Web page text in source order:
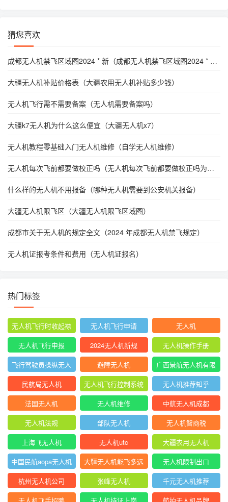
猜您喜欢
成都无人机禁飞区域图2024 * 新（成都无人机禁飞区域图2024 * 新
大疆无人机补贴价格表（大疆农用无人机补贴多少钱）
无人机飞行需不需要备案（无人机需要备案吗）
大疆k7无人机为什么这么便宜（大疆无人机x7）
无人机教程零基础入门无人机维修（自学无人机维修）
无人机每次飞前都要做校正吗（无人机每次飞前都要做校正吗为什
什么样的无人机不用报备（哪种无人机需要到公安机关报备）
大疆无人机限飞区（大疆无人机限飞区域图）
成都市关于无人机的规定全文（2024 年成都无人机禁飞规定）
无人机证报考条件和费用（无人机证报名）
热门标签
无人机飞行时收起襟
翼
无人机飞行申请
无人机
无人机飞行申报
2024无人机新规
无人机操作手册
飞行驾驶员操纵无人
机坡度转弯时
避障无人机
广西景航无人机有限
公司官网首页
民航局无人机
无人机飞行控制系统
中的pid控制器
无人机推荐知乎
法国无人机
无人机维修
中航无人机成都
无人机法规
部队无人机
无人机智商税
上海飞无人机
无人机utc
大疆农用无人机
中国民航aopa无人机
驾驶员合格证
大疆无人机能飞多远
无人机限制出口
杭州无人机公司
张峰无人机
千元无人机推荐
无人机飞手招聘
无人机持证上岗 航拍无人机品牌